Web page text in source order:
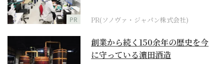
PR PR(ソノヴァ・ジャパン株式会社)
創業から続く150余年の歴史を今
に守っている濵田酒造